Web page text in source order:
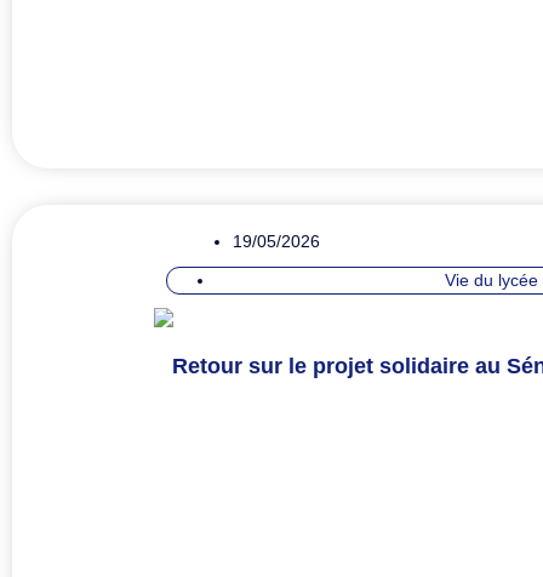
19/05/2026
Vie du lycée
Retour sur le projet solidaire au